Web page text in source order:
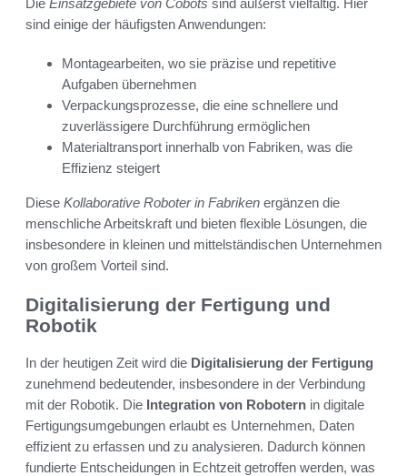
Die Einsatzgebiete von Cobots sind äußerst vielfältig. Hier
sind einige der häufigsten Anwendungen:
Montagearbeiten, wo sie präzise und repetitive
Aufgaben übernehmen
Verpackungsprozesse, die eine schnellere und
zuverlässigere Durchführung ermöglichen
Materialtransport innerhalb von Fabriken, was die
Effizienz steigert
Diese Kollaborative Roboter in Fabriken ergänzen die
menschliche Arbeitskraft und bieten flexible Lösungen, die
insbesondere in kleinen und mittelständischen Unternehmen
von großem Vorteil sind.
Digitalisierung der Fertigung und
Robotik
In der heutigen Zeit wird die Digitalisierung der Fertigung
zunehmend bedeutender, insbesondere in der Verbindung
mit der Robotik. Die Integration von Robotern in digitale
Fertigungsumgebungen erlaubt es Unternehmen, Daten
effizient zu erfassen und zu analysieren. Dadurch können
fundierte Entscheidungen in Echtzeit getroffen werden, was